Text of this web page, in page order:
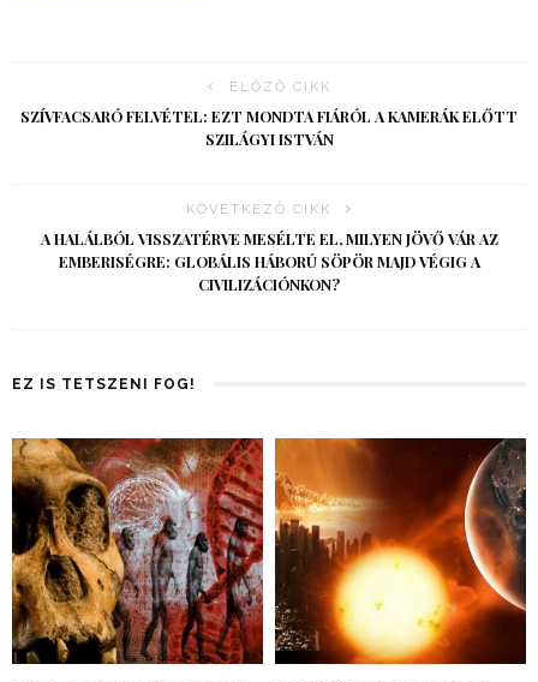
ELŐZŐ CIKK
SZÍVFACSARÓ FELVÉTEL: EZT MONDTA FIÁRÓL A KAMERÁK ELŐTT
SZILÁGYI ISTVÁN
KÖVETKEZŐ CIKK
A HALÁLBÓL VISSZATÉRVE MESÉLTE EL, MILYEN JÖVŐ VÁR AZ
EMBERISÉGRE: GLOBÁLIS HÁBORÚ SÖPÖR MAJD VÉGIG A
CIVILIZÁCIÓNKON?
EZ IS TETSZENI FOG!